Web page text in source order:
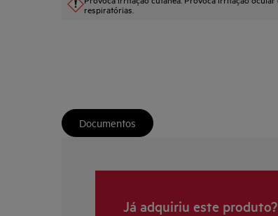
respiratórias.
Documentos
Já adquiriu este produto?